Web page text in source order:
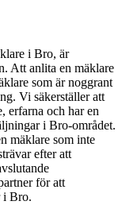
i Bro, är
Att anlita en mäklare
som är noggrant
Vi säkerställer att
erfarna och har en
i Bro-området.
mäklare som inte
efter att
för att
i Bro.